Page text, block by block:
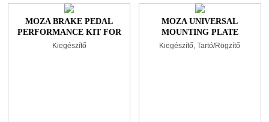
MOZA BRAKE PEDAL
PERFORMANCE KIT FOR
SR-P LITE
Kiegészítő
MOZA UNIVERSAL
MOUNTING PLATE
Kiegészítő, Tartó/Rögzítő